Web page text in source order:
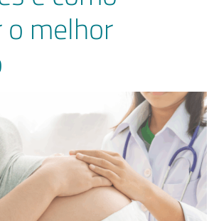
melhor